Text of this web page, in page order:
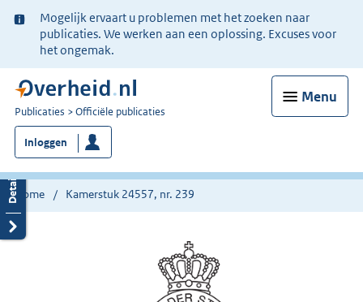
Ter
informatie:
Mogelijk ervaart u problemen met het zoeken naar
publicaties. We werken aan een oplossing. Excuses voor
het ongemak.
Menu
U
bent
nu
hier:
Publicaties Officiële publicaties
Inloggen
Home Kamerstuk 24557, nr. 239